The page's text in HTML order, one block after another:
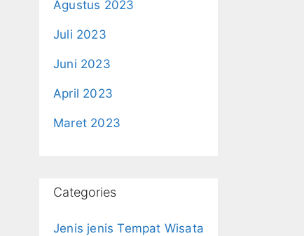
Agustus 2023
Juli 2023
Juni 2023
April 2023
Maret 2023
Categories
Jenis jenis Tempat Wisata